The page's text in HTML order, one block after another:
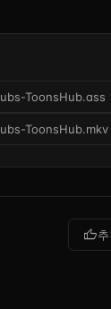
ToonsHub.ass
ToonsHub.mkv
thumb_up추